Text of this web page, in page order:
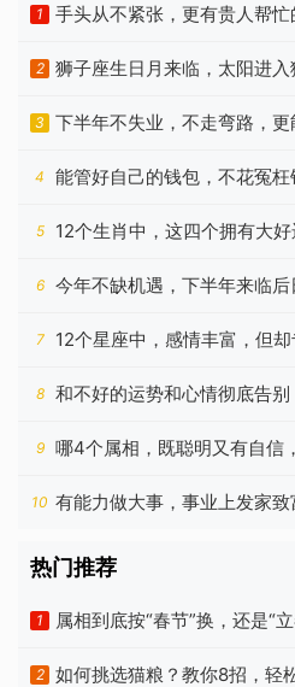
1
手头从不紧张，更有贵人帮
2
狮子座生日月来临，太阳进
机遇
3
下半年不失业，不走弯路，
肖
4
能管好自己的钱包，不花冤
5
12个生肖中，这四个拥有大
6
今年不缺机遇，下半年来临
7
12个星座中，感情丰富，但
是谁？
8
和不好的运势和心情彻底告
四个生肖
9
哪4个属相，既聪明又有自信
乐乎
10 有能力做大事，事业上发家
热门推荐
1 属相到底按“春节”换，还是“立
2 如何挑选猫粮？教你8招，轻